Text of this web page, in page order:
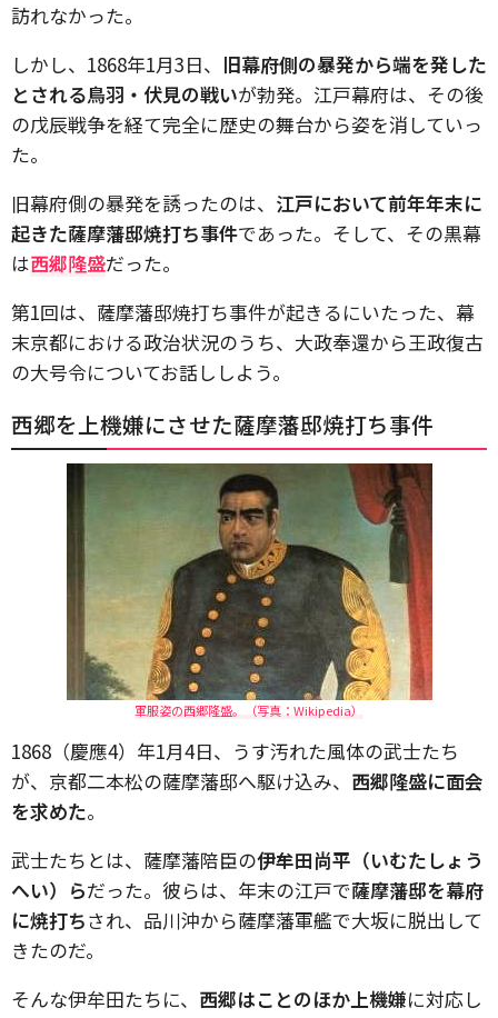
訪れなかった。
しかし、1868年1月3日、 旧幕府側の暴発から端を発した
とされる鳥羽・伏見の戦いが勃発。江戸幕府は、その後
の戊辰戦争を経て完全に歴史の舞台から姿を消していっ
た。
旧幕府側の暴発を誘ったのは、 江戸において前年年末に
起きた薩摩藩邸焼打ち事件であった。そして、その黒幕
は西郷隆盛だった。
第1回は、薩摩藩邸焼打ち事件が起きるにいたった、幕
末京都における政治状況のうち、大政奉還から王政復古
の大号令についてお話ししよう。
西郷を上機嫌にさせた薩摩藩邸焼打ち事件
軍服姿の西郷隆盛。（写真：Wikipedia）
1868（慶應4）年1月4日、うす汚れた風体の武士たち
が、京都二本松の薩摩藩邸へ駆け込み、 西郷隆盛に面会
を求めた。
武士たちとは、薩摩藩陪臣の伊牟田尚平（いむたしょう
へい）らだった。彼らは、年末の江戸で薩摩藩邸を幕府
に焼打ちされ、品川沖から薩摩藩軍艦で大坂に脱出して
きたのだ。
そんな伊牟田たちに、 西郷はことのほか上機嫌に対応し